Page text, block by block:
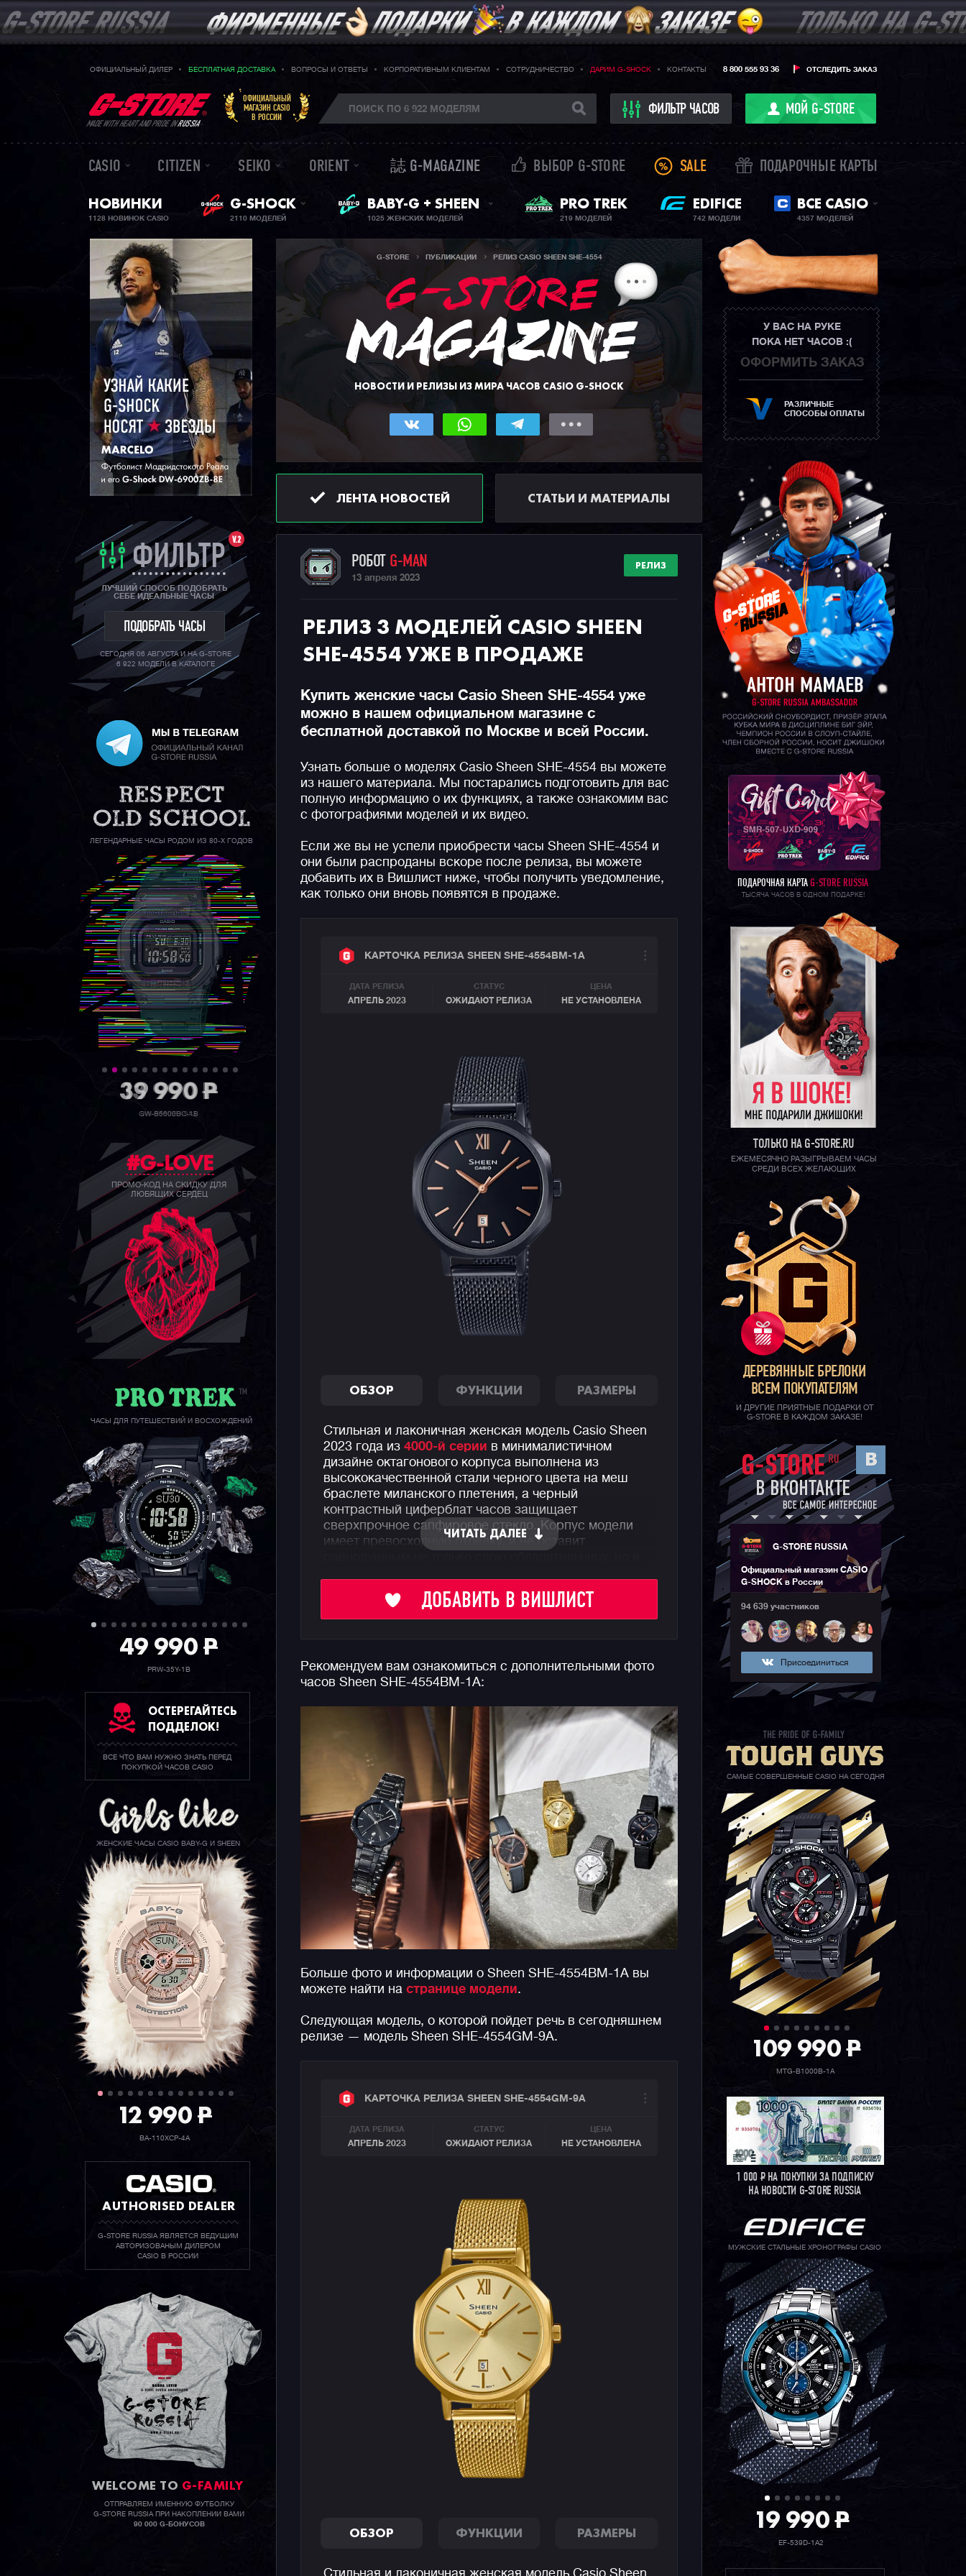
ОФИЦИАЛЬНЫЙ ДИЛЕР БЕСПЛАТНАЯ ДОСТАВКА ВОПРОСЫ И ОТВЕТЫ КОРПОРАТИВНЫМ КЛИЕНТАМ СОТРУДНИЧЕСТВО ДАРИМ G-SHOCK КОНТАКТЫ ОТСЛЕДИТЬ ЗАКАЗ
8 800 555 93 36
MADE WITH HEART AND PRIDE INRUSSIA
ОФИЦИАЛЬНЫЙ
МАГАЗИН CASIO
В РОССИИ
ФИЛЬТР ЧАСОВ МОЙ G-STORE
CASIO CITIZEN SEIKO ORIENT 誌 G-MAGAZINE ВЫБОР G-STORE SALE ПОДАРОЧНЫЕ КАРТЫ
НОВИНКИ
1128 НОВИНОК CASIO
G-SHOCK
2110 МОДЕЛЕЙ
ЖЕНСКИЕ ЧАСЫ
BABY-G + SHEEN
1025 ЖЕНСКИХ МОДЕЛЕЙ
PRO TREK
219 МОДЕЛЕЙ
EDIFICE
742 МОДЕЛИ
ВСЕ CASIO
4357 МОДЕЛЕЙ
V.2
ФИЛЬТР
ЛУЧШИЙ СПОСОБ ПОДОБРАТЬ
СЕБЕ ИДЕАЛЬНЫЕ ЧАСЫ
ПОДОБРАТЬ ЧАСЫ
СЕГОДНЯ 06 АВГУСТА И НА G-STORE
6 922 МОДЕЛИ В КАТАЛОГЕ
ЛЕГЕНДАРНЫЕ ЧАСЫ РОДОМ ИЗ 80-Х ГОДОВ
39 990P
GW-B5600BC-1B
#G-LOVE
ПРОМО-КОД НА СКИДКУ ДЛЯ
ЛЮБЯЩИХ СЕРДЕЦ
ЧАСЫ ДЛЯ ПУТЕШЕСТВИЙ И ВОСХОЖДЕНИЙ
49 990P
PRW-35Y-1B
ОСТЕРЕГАЙТЕСЬ
ПОДДЕЛОК!
ВСЕ ЧТО ВАМ НУЖНО ЗНАТЬ ПЕРЕД
ПОКУПКОЙ ЧАСОВ CASIO
ЖЕНСКИЕ ЧАСЫ CASIO BABY-G И SHEEN
12 990P
BA-110XCP-4A
AUTHORISED DEALER
G-STORE RUSSIA ЯВЛЯЕТСЯ ВЕДУЩИМ
АВТОРИЗОВАНЫМ ДИЛЕРОМ
CASIO В РОССИИ
WELCOME TO G-FAMILY
ОТПРАВЛЯЕМ ИМЕННУЮ ФУТБОЛКУ
G-STORE RUSSIA ПРИ НАКОПЛЕНИИ ВАМИ
90 000 G-БОНУСОВ
G-STORE ПУБЛИКАЦИИ РЕЛИЗ CASIO SHEEN SHE-4554
НОВОСТИ И РЕЛИЗЫ ИЗ МИРА ЧАСОВ CASIO G-SHOCK
ЛЕНТА НОВОСТЕЙ СТАТЬИ И МАТЕРИАЛЫ
РОБОТ G-MAN
13 апреля 2023
РЕЛИЗ
РЕЛИЗ 3 МОДЕЛЕЙ CASIO SHEEN
SHE-4554 УЖЕ В ПРОДАЖЕ
Купить женские часы Casio Sheen SHE-4554 уже
можно в нашем официальном магазине с
бесплатной доставкой по Москве и всей России.
Узнать больше о моделях Casio Sheen SHE-4554 вы можете
из нашего материала. Мы постарались подготовить для вас
полную информацию о их функциях, а также ознакомим вас
с фотографиями моделей и их видео.
Если же вы не успели приобрести часы Sheen SHE-4554 и
они были распроданы вскоре после релиза, вы можете
добавить их в Вишлист ниже, чтобы получить уведомление,
как только они вновь появятся в продаже.
КАРТОЧКА РЕЛИЗА SHEEN SHE-4554BM-1A
ДАТА РЕЛИЗА
АПРЕЛЬ 2023
СТАТУС
ОЖИДАЮТ РЕЛИЗА
ЦЕНА
НЕ УСТАНОВЛЕНА
ОБЗОР ФУНКЦИИ РАЗМЕРЫ
Стильная и лаконичная женская модель Casio Sheen
2023 года из 4000-й серии в минималистичном
дизайне октагонового корпуса выполнена из
высококачественной стали черного цвета на меш
браслете миланского плетения, а черный
контрастный циферблат часов защищает
сверхпрочное сапфировое стекло. Корпус модели
имеет превосходную отделку, и не оставит
Помимо великолепного внешнего вида, часы
отображают текущую дату и имеют водозащиту до 50
Напоминаем, что коллекция Casio Sheen— это
линейка ультра-стильных женских фешн-часов в
изысканное и утонченное женское запястье.
Особенностью коллекции, сделавшей ее популярной
во всем мире, является использование во многих
моделях знаменитых кристаллов Swarovski® в
отделке циферблатов часов Sheen.
ЧИТАТЬ ДАЛЕЕ
ДОБАВИТЬ В ВИШЛИСТ
Рекомендуем вам ознакомиться с дополнительными фото
часов Sheen SHE-4554BM-1A:
Больше фото и информации о Sheen SHE-4554BM-1A вы
можете найти на странице модели.
Следующая модель, о которой пойдет речь в сегодняшнем
релизе — модель Sheen SHE-4554GM-9A.
КАРТОЧКА РЕЛИЗА SHEEN SHE-4554GM-9A
ДАТА РЕЛИЗА
АПРЕЛЬ 2023
СТАТУС
ОЖИДАЮТ РЕЛИЗА
ЦЕНА
НЕ УСТАНОВЛЕНА
ОБЗОР ФУНКЦИИ РАЗМЕРЫ
У ВАС НА РУКЕ
ПОКА НЕТ ЧАСОВ :(
ОФОРМИТЬ ЗАКАЗ
РАЗЛИЧНЫЕ
СПОСОБЫ ОПЛАТЫ
ПОДАРОЧНАЯ КАРТА G-STORE RUSSIA
ТЫСЯЧА ЧАСОВ В ОДНОМ ПОДАРКЕ!
ТОЛЬКО НА G-STORE.RU
ЕЖЕМЕСЯЧНО РАЗЫГРЫВАЕМ ЧАСЫ
СРЕДИ ВСЕХ ЖЕЛАЮЩИХ
ДЕРЕВЯННЫЕ БРЕЛОКИ
ВСЕМ ПОКУПАТЕЛЯМ
И ДРУГИЕ ПРИЯТНЫЕ ПОДАРКИ ОТ
G-STORE В КАЖДОМ ЗАКАЗЕ!
G-STORE RUSSIA
Официальный магазин CASIO
G-SHOCK в России
94 639 участников
Присоединиться
САМЫЕ СОВЕРШЕННЫЕ CASIO НА СЕГОДНЯ
109 990P
MTG-B1000B-1A
1 000РНА ПОКУПКИ ЗА ПОДПИСКУ
НА НОВОСТИ G-STORE RUSSIA
МУЖСКИЕ СТАЛЬНЫЕ ХРОНОГРАФЫ CASIO
19 990P
EF-539D-1A2